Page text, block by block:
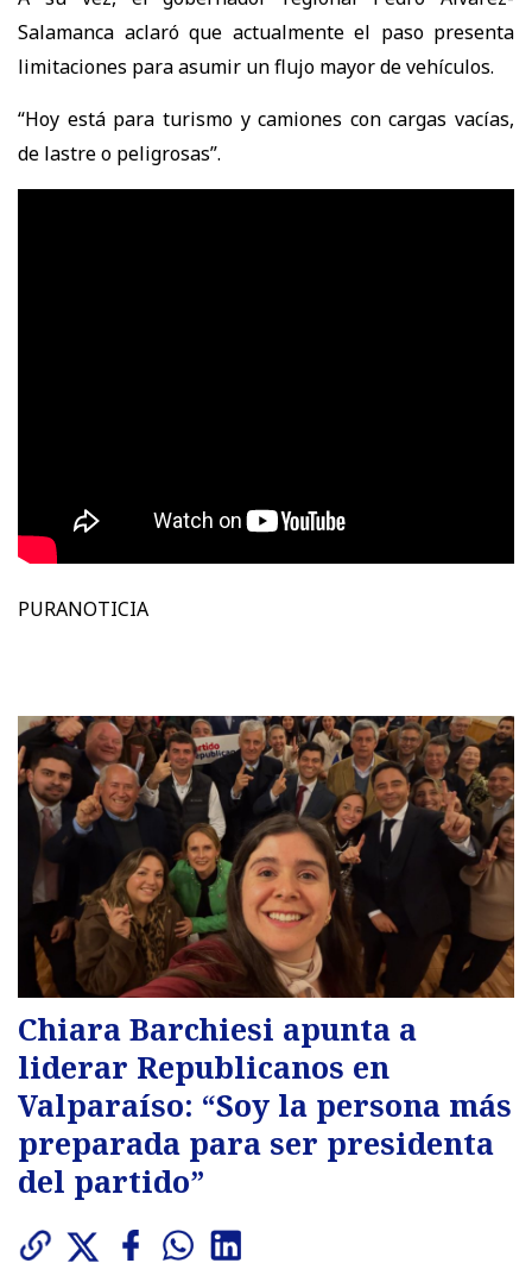
Salamanca aclaró que actualmente el paso presenta
limitaciones para asumir un flujo mayor de vehículos.
“Hoy está para turismo y camiones con cargas vacías,
de lastre o peligrosas”.
PURANOTICIA
Chiara Barchiesi apunta a
liderar Republicanos en
Valparaíso: “Soy la persona más
preparada para ser presidenta
del partido”